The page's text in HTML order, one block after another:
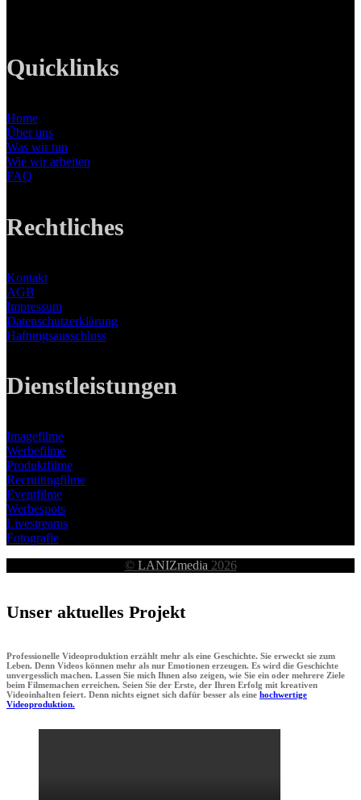
Quicklinks
Home
Über uns
Was wir tun
Wie wir arbeiten
FAQ
Rechtliches
Kontakt
AGB
Impressum
Datenschutzerklärung
Haftungsausschluss
Dienstleistungen
Imagefilme
Werbefilme
Produktfilme
Recruitingfilme
Eventfilme
Werbespots
Livestreams
Fotografie
© LANIZmedia 2026
Unser aktuelles Projekt
Professionelle Videoproduktion erzählt mehr als eine Geschichte. Sie erweckt sie zum
Leben. Denn Videos können mehr als nur Emotionen erzeugen. Es wird die Geschichte
unvergesslich machen. Lassen Sie mich Ihnen also zeigen, wie Sie ein oder mehrere Ziele
beim Filmemachen erreichen. Seien Sie der Erste, der Ihren Erfolg mit kreativen
Videoinhalten feiert. Denn nichts eignet sich dafür besser als eine hochwertige
Videoproduktion.